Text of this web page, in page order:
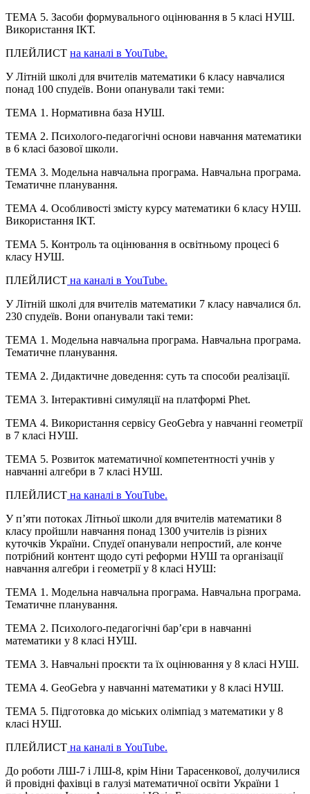
ТЕМА 5. Засоби формувального оцінювання в 5 класі НУШ.
Використання ІКТ.
ПЛЕЙЛИСТ на каналі в YouTube.
У Літній школі для вчителів математики 6 класу навчалися
понад 100 спудеїв. Вони опанували такі теми:
ТЕМА 1. Нормативна база НУШ.
ТЕМА 2. Психолого-педагогічні основи навчання математики
в 6 класі базової школи.
ТЕМА 3. Модельна навчальна програма. Навчальна програма.
Тематичне планування.
ТЕМА 4. Особливості змісту курсу математики 6 класу НУШ.
Використання ІКТ.
ТЕМА 5. Контроль та оцінювання в освітньому процесі 6
класу НУШ.
ПЛЕЙЛИСТ на каналі в YouTube.
У Літній школі для вчителів математики 7 класу навчалися бл.
230 спудеїв. Вони опанували такі теми:
ТЕМА 1. Модельна навчальна програма. Навчальна програма.
Тематичне планування.
ТЕМА 2. Дидактичне доведення: суть та способи реалізації.
ТЕМА 3. Інтерактивні симуляції на платформі Phet.
ТЕМА 4. Використання сервісу GeoGebra у навчанні геометрії
в 7 класі НУШ.
ТЕМА 5. Розвиток математичної компетентності учнів у
навчанні алгебри в 7 класі НУШ.
ПЛЕЙЛИСТ на каналі в YouTube.
У п’яти потоках Літньої школи для вчителів математики 8
класу пройшли навчання понад 1300 учителів із різних
куточків України. Спудеї опанували непростий, але конче
потрібний контент щодо суті реформи НУШ та організації
навчання алгебри і геометрії у 8 класі НУШ:
ТЕМА 1. Модельна навчальна програма. Навчальна програма.
Тематичне планування.
ТЕМА 2. Психолого-педагогічні бар’єри в навчанні
математики у 8 класі НУШ.
ТЕМА 3. Навчальні проєкти та їх оцінювання у 8 класі НУШ.
ТЕМА 4. GeoGebra у навчанні математики у 8 класі НУШ.
ТЕМА 5. Підготовка до міських олімпіад з математики у 8
класі НУШ.
ПЛЕЙЛИСТ на каналі в YouTube.
До роботи ЛШ-7 і ЛШ-8, крім Ніни Тарасенкової, долучилися
й провідні фахівці в галузі математичної освіти України 1